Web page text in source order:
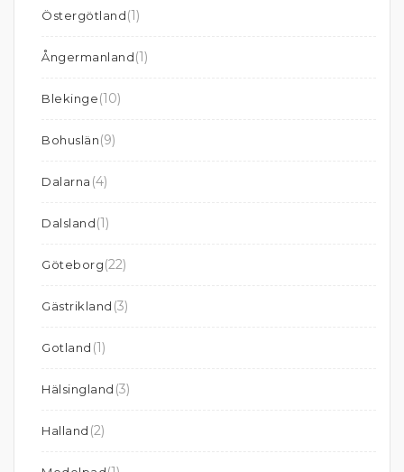
Östergötland(1)
Ångermanland(1)
Blekinge(10)
Bohuslän(9)
Dalarna (4)
Dalsland(1)
Göteborg(22)
Gästrikland (3)
Gotland (1)
Hälsingland (3)
Halland (2)